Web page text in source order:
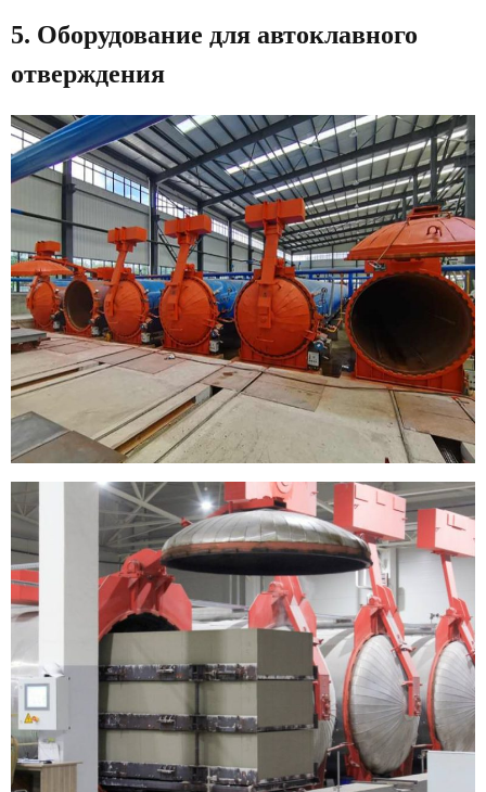
5. Оборудование для автоклавного
отверждения
Portuguese
German
Italian
Indonesian
Malay
Uzbek